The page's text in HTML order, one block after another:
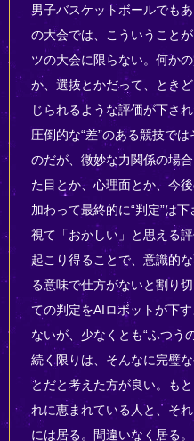
男子バスケットボールでも
の大会では、こういうこと
ツの大会に限らない。何か
か、選抜とかだって、とき
じられるような評価が下さ
圧倒的な“差”のある競技で
のだが、微妙な力関係の場
た目とか、心理面とか、今
加わって最終的に“判定”は
視て「おかしい」と思える
起こり得ることで、意識的
る意味で仕方がないと割り
ての判定をAIロボットが下
ないが、少なくとも“ふつう
続く限りは、そんなに完璧
とだと考えた方が良い。も
れに恵まれている人と、そ
には居る。間違いなく居る